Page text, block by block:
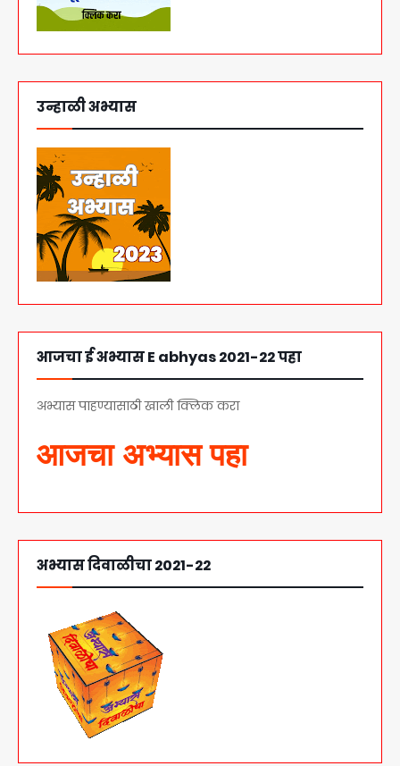
उन्हाळी अभ्यास
आजचा ई अभ्यास E abhyas 2021-22 पहा
अभ्यास पाहण्यासाठी खाली क्लिक करा
आजचा अभ्यास पहा
अभ्यास दिवाळीचा 2021-22